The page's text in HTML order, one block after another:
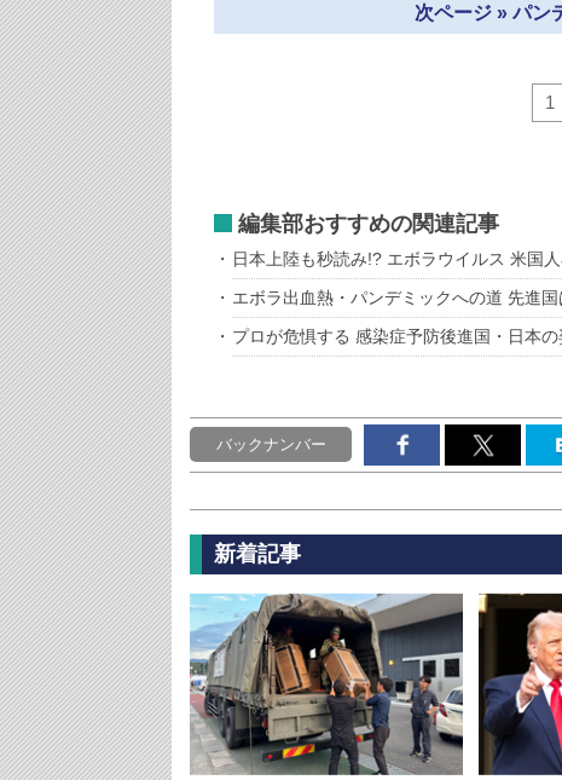
次ページ » パン
1
編集部おすすめの関連記事
日本上陸も秒読み!? エボラウイルス 米国
エボラ出血熱・パンデミックへの道 先進
プロが危惧する 感染症予防後進国・日本の
バックナンバー
新着記事